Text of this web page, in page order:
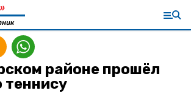
районе прошёл
теннису